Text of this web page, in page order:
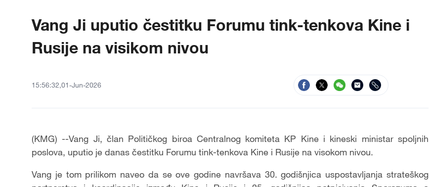
Vang Ji uputio čestitku Forumu tink-tenkova Kine i
Rusije na visikom nivou
15:56:32,01-Jun-2026
(KMG) --Vang Ji, član Političkog biroa Centralnog komiteta KP Kine i kineski ministar spoljnih
poslova, uputio je danas čestitku Forumu tink-tenkova Kine i Rusije na visokom nivou.
Vang je tom prilikom naveo da se ove godine navršava 30. godišnjica uspostavljanja strateškog